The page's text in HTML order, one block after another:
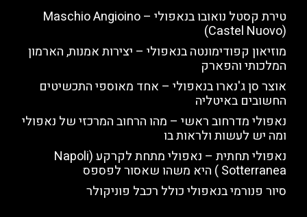
טירת קסטל נואובו בנאפולי – Maschio Angioino
(Castel Nuovo)
מוזיאון קפודימונטה בנאפולי – יצירות אמנות, הארמון
המלכותי והפארק
אוצר סן ג'נארו בנאפולי – אחד מאוספי התכשיטים
החשובים באיטליה
נאפולי מדרחוב ראשי – מהו הרחוב המרכזי של נאפולי
ומה יש לעשות ולראות בו
נאפולי תחתית – נאפולי מתחת לקרקע (Napoli
Sotterranea ) היא משהו שאסור לפספס
סיור פנורמי בנאפולי כולל רכבל פוניקולר